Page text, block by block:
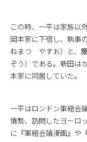
この時、一平は家族以
岡本家に下宿し、執事
ねまつ やすお）と、
ぞう）である。新田は
本家に同居していた。
一平はロンドン軍縮会
情勢、訪問したヨーロ
に『軍縮会議漫画』や